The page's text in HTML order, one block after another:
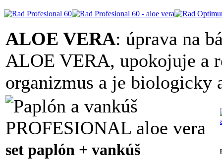
ALOE VERA: úprava na
ALOE VERA, upokojuje a
organizmus a je biologicky
set paplón + vankúš